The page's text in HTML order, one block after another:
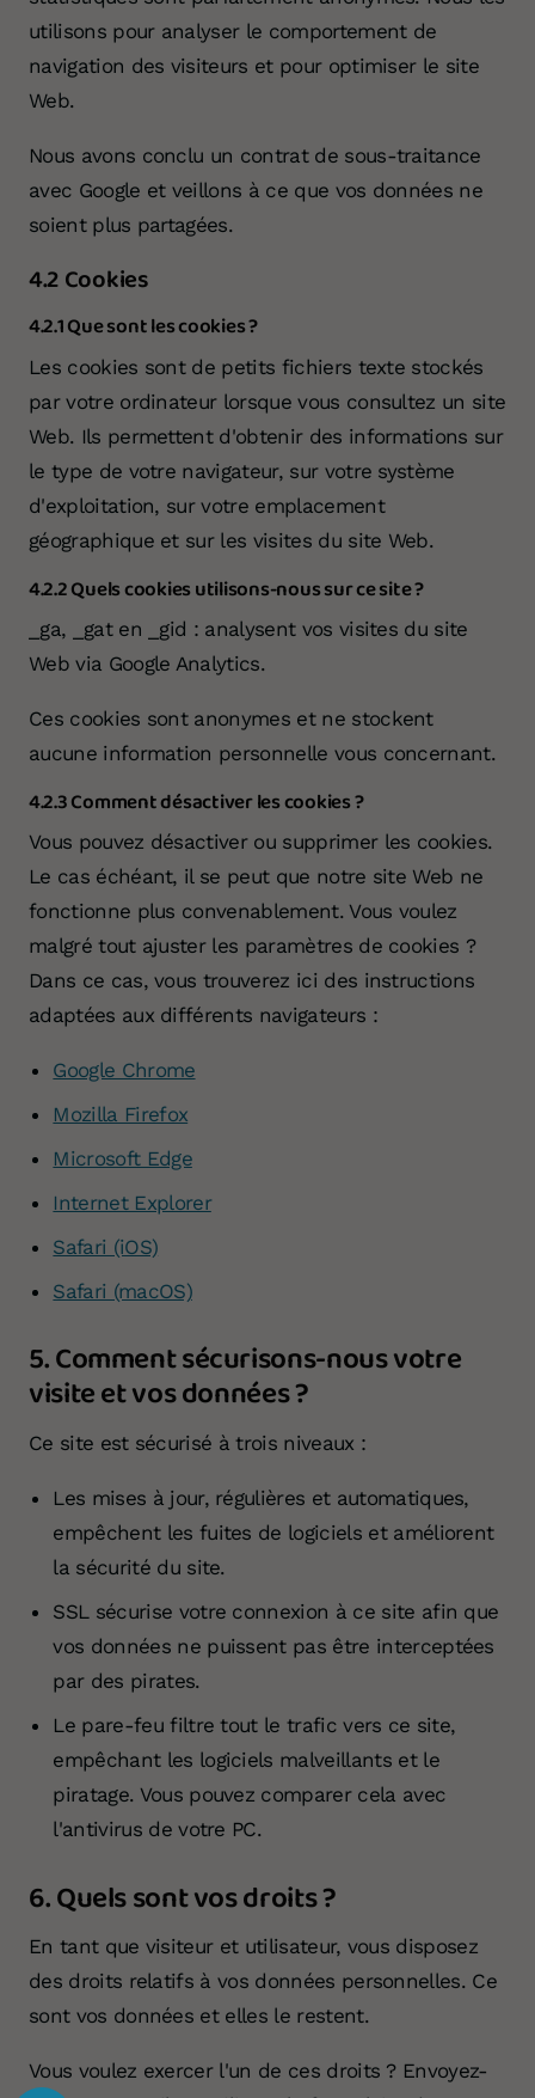
utilisons pour analyser le comportement de
navigation des visiteurs et pour optimiser le site
Web.
Nous avons conclu un contrat de sous-traitance
avec Google et veillons à ce que vos données ne
soient plus partagées.
4.2 Cookies
4.2.1 Que sont les cookies ?
Les cookies sont de petits fichiers texte stockés
par votre ordinateur lorsque vous consultez un site
Web. Ils permettent d'obtenir des informations sur
le type de votre navigateur, sur votre système
d'exploitation, sur votre emplacement
géographique et sur les visites du site Web.
4.2.2 Quels cookies utilisons-nous sur ce site ?
_ga, _gat en _gid : analysent vos visites du site
Web via Google Analytics.
Ces cookies sont anonymes et ne stockent
aucune information personnelle vous concernant.
4.2.3 Comment désactiver les cookies ?
Vous pouvez désactiver ou supprimer les cookies.
Le cas échéant, il se peut que notre site Web ne
fonctionne plus convenablement. Vous voulez
malgré tout ajuster les paramètres de cookies ?
Dans ce cas, vous trouverez ici des instructions
adaptées aux différents navigateurs :
Google Chrome
Mozilla Firefox
Microsoft Edge
Internet Explorer
Safari (iOS)
Safari (macOS)
5. Comment sécurisons-nous votre
visite et vos données ?
Ce site est sécurisé à trois niveaux :
Les mises à jour, régulières et automatiques,
empêchent les fuites de logiciels et améliorent
la sécurité du site.
SSL sécurise votre connexion à ce site afin que
vos données ne puissent pas être interceptées
par des pirates.
Le pare-feu filtre tout le trafic vers ce site,
empêchant les logiciels malveillants et le
piratage. Vous pouvez comparer cela avec
l'antivirus de votre PC.
6. Quels sont vos droits ?
En tant que visiteur et utilisateur, vous disposez
des droits relatifs à vos données personnelles. Ce
sont vos données et elles le restent.
Vous voulez exercer l'un de ces droits ? Envoyez-